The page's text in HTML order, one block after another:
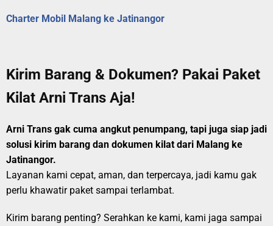
Charter Mobil Malang ke Jatinangor
Kirim Barang & Dokumen? Pakai Paket
Kilat Arni Trans Aja!
Arni Trans gak cuma angkut penumpang, tapi juga siap jadi
solusi kirim barang dan dokumen kilat dari Malang ke
Jatinangor.
Layanan kami cepat, aman, dan terpercaya, jadi kamu gak
perlu khawatir paket sampai terlambat.
Kirim barang penting? Serahkan ke kami, kami jaga sampai